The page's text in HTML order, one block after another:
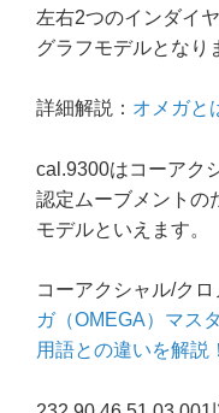
左右2つのインダイ
グラフモデルとなり
詳細解説： オメガと
cal.9300はコーアク
認定ムーブメントの
モデルといえます。
コーアクシャル/ク
ガ（OMEGA）マス
用語との違いを解説！